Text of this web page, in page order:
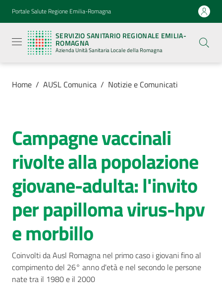
Vai al contenuto
Vai alla navigazione
Vai al footer
Portale Salute Regione Emilia-Romagna
SERVIZIO SANITARIO REGIONALE EMILIA-
ROMAGNA
Azienda Unità Sanitaria Locale della Romagna
Sanitario
Regionale
Emilia-
Romagna
Azienda
Sanitaria
Locale della
Azienda
Servizi
Luoghi
di
cura
AUSL
Comunica
Home / AUSL Comunica / Notizie e Comunicati
Salta al contenuto
Campagne vaccinali
rivolte alla popolazione
giovane-adulta: l'invito
per papilloma virus-hpv
e morbillo
Coinvolti da Ausl Romagna nel primo caso i giovani fino al
compimento del 26° anno d'età e nel secondo le persone
nate tra il 1980 e il 2000